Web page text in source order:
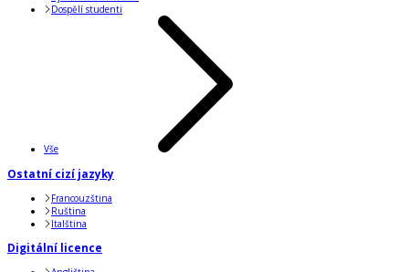
Dospělí studenti
Vše
Ostatní cizí jazyky
Francouzština
Ruština
Italština
Digitální licence